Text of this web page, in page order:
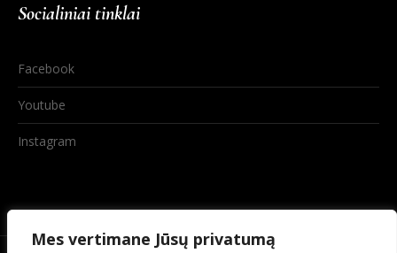
Mes vertimane Jūsų privatumą
Socialiniai tinklai
Facebook
Youtube
Instagram